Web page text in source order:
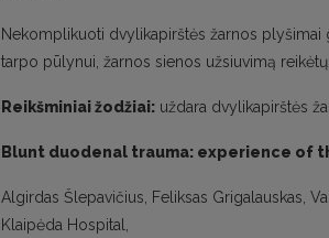
Nekomplikuoti dvylikapirštės žarnos
tarpo pūlynui, žarnos sienos užsiuvimą
Reikšminiai žodžiai: uždara dvylikapirštės
Blunt duodenal trauma: experience of
Algirdas Šlepavičius, Feliksas Grigalauskas,
Klaipėda Hospital,